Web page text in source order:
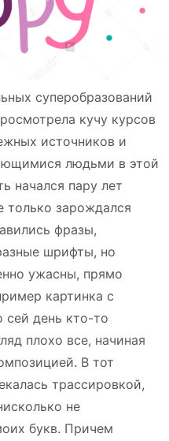
суперобразований
кучу курсов
источников и
людьми в этой
начался пару лет
только зарождался
фразы,
шрифты, но
ужасны, прямо
картинка с
сей день кто-то
плохо все, начиная
В тот
трассировкой,
не
букв. Причем